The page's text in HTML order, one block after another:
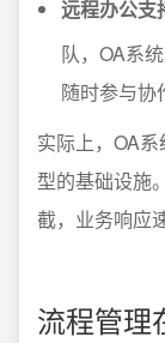
远程办公支
队，OA系
随时参与协
实际上，OA
型的基础设施
截，业务响应
流程管理